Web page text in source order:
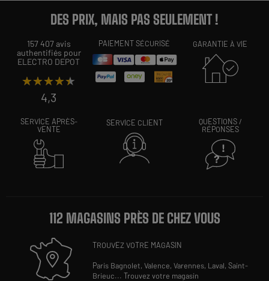
DES PRIX, MAIS PAS SEULEMENT !
157 407 avis
authentifiés pour
ELECTRO DEPOT
★★★★★
★★★★★
4,3
PAIEMENT SÉCURISÉ GARANTIE À VIE
SERVICE APRÈS-
VENTE
SERVICE CLIENT
QUESTIONS /
RÉPONSES
112 MAGASINS PRÈS DE CHEZ VOUS
TROUVEZ VOTRE MAGASIN
Paris Bagnolet,Valence,Varennes, Laval,Saint-
Brieuc...Trouvez votre magasin